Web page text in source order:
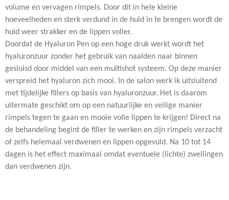
volume en vervagen rimpels. Door dit in hele kleine
hoeveelheden en sterk verdund in de huid in te brengen wordt de
huid weer strakker en de lippen voller.
Doordat de Hyaluron Pen op een hoge druk werkt wordt het
hyaluronzuur zonder het gebruik van naalden naar binnen
gesluisd door middel van een multishot systeem. Op deze manier
verspreid het hyaluron zich mooi. In de salon werk ik uitsluitend
met tijdelijke fillers op basis van hyaluronzuur. Het is daarom
uitermate geschikt om op een natuurlijke en veilige manier
rimpels tegen te gaan en mooie volle lippen te krijgen! Direct na
de behandeling begint de filler te werken en zijn rimpels verzacht
of zelfs helemaal verdwenen en lippen opgevuld. Na 10 tot 14
dagen is het effect maximaal omdat eventuele (lichte) zwellingen
dan verdwenen zijn.